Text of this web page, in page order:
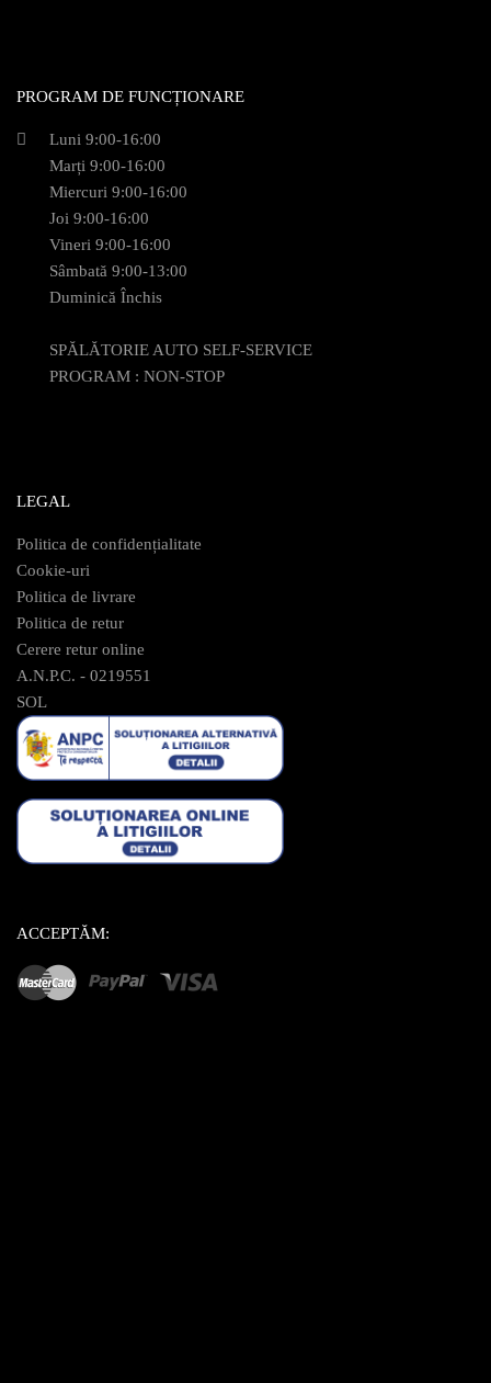
PROGRAM DE FUNCȚIONARE
Luni 9:00-16:00
Marți 9:00-16:00
Miercuri 9:00-16:00
Joi 9:00-16:00
Vineri 9:00-16:00
Sâmbată 9:00-13:00
Duminică Închis
SPĂLĂTORIE AUTO SELF-SERVICE
PROGRAM : NON-STOP
LEGAL
Politica de confidențialitate
Cookie-uri
Politica de livrare
Politica de retur
Cerere retur online
A.N.P.C. - 0219551
SOL
ACCEPTĂM: